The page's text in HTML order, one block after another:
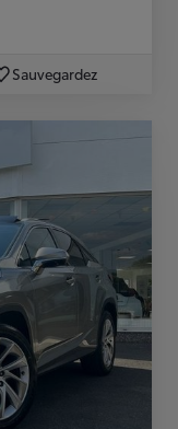
Sauvegardez